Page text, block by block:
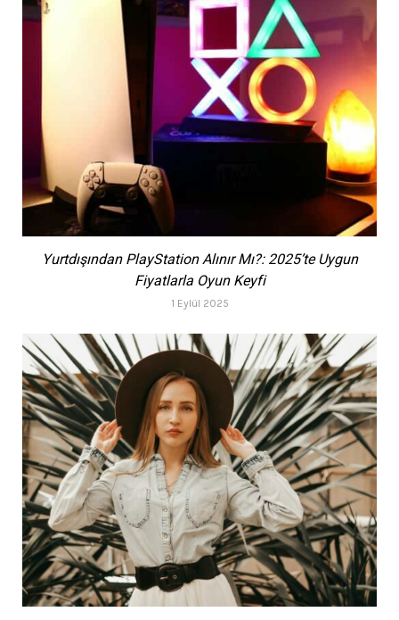
Yurtdışından PlayStation Alınır Mı?: 2025’te Uygun
Fiyatlarla Oyun Keyfi
1 Eylül 2025